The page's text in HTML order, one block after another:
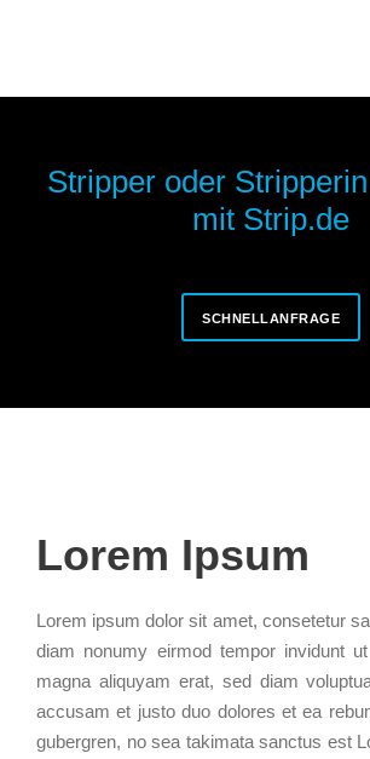
Stripper oder
mit Strip.de
SCHNELLANFRAGE
Lorem Ipsum
Lorem ipsum dolor sit amet, consetetur
diam nonumy eirmod tempor invidunt
magna aliquyam erat, sed diam
accusam et justo duo dolores et ea
gubergren, no sea takimata sanctus est